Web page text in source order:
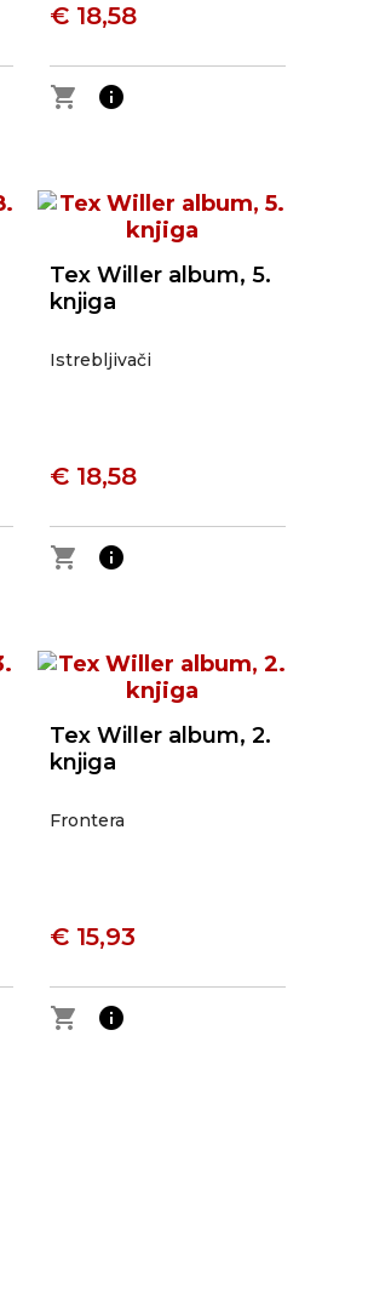
€ 18,58
shopping_cart info
Tex Willer album, 5.
knjiga
Istrebljivači
€ 18,58
shopping_cart info
Tex Willer album, 2.
knjiga
Frontera
€ 15,93
shopping_cart info